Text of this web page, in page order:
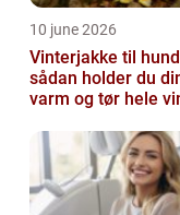
10 june 2026
Vinterjakke til
sådan holder du
varm og tør hele